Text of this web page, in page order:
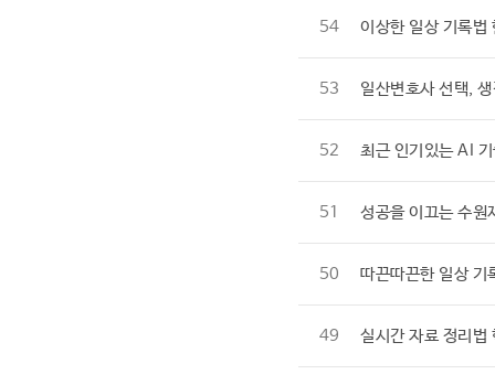
54 이상한 일상 기록법
53 일산변호사 선택,
52 최근 인기있는 AI
51 성공을 이끄는 수원
50 따끈따끈한 일상 기
49 실시간 자료 정리법